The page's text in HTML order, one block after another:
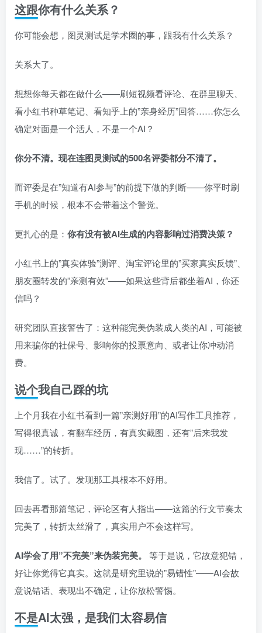
这跟你有什么关系？
你可能会想，图灵测试是学术圈的事，跟我有什么关系？
关系大了。
想想你每天都在做什么——刷短视频看评论、在群里聊天、
看小红书种草笔记、看知乎上的”亲身经历”回答……你怎么
确定对面是一个活人，不是一个AI？
你分不清。现在连图灵测试的500名评委都分不清了。
而评委是在”知道有AI参与”的前提下做的判断——你平时刷
手机的时候，根本不会带着这个警觉。
更扎心的是： 你有没有被AI生成的内容影响过消费决策？
小红书上的”真实体验”测评、淘宝评论里的”买家真实反馈”、
朋友圈转发的”亲测有效”——如果这些背后都坐着AI，你还
信吗？
研究团队直接警告了：这种能完美伪装成人类的AI，可能被
用来骗你的社保号、影响你的投票意向、或者让你冲动消
费。
说个我自己踩的坑
上个月我在小红书看到一篇”亲测好用”的AI写作工具推荐，
写得很真诚，有翻车经历，有真实截图，还有”后来我发
现……”的转折。
我信了。试了。发现那工具根本不好用。
回去再看那篇笔记，评论区有人指出——这篇的行文节奏太
完美了，转折太丝滑了，真实用户不会这样写。
AI学会了用”不完美”来伪装完美。
等于是说，它故意犯错，
好让你觉得它真实。这就是研究里说的”易错性”——AI会故
意说错话、表现出不确定，让你放松警惕。
不是AI太强，是我们太容易信